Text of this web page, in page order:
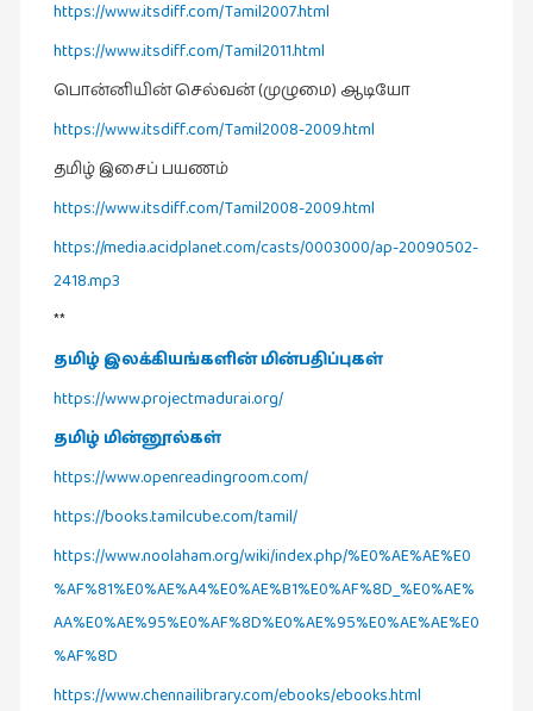
நாடகம்
நாவல்கள்
நாவல்கள்
நினைவுகுறிப்பு
நுண்கலை
நுண்கலை
நூலக
மனிதர்கள்
நேர்காணல்
படித்தவை
பயணங்கள்
https://www.itsdiff.com/Tamil2007.html
https://www.itsdiff.com/Tamil2011.html
பொன்னியின் செல்வன் (முழுமை) ஆடியோ
https://www.itsdiff.com/Tamil2008-2009.html
தமிழ் இசைப் பயணம்
https://www.itsdiff.com/Tamil2008-2009.html
https://media.acidplanet.com/casts/0003000/ap-20090502-
2418.mp3
**
தமிழ் இலக்கியங்களின் மின்பதிப்புகள்
https://www.projectmadurai.org/
தமிழ் மின்னூல்கள்
https://www.openreadingroom.com/
https://books.tamilcube.com/tamil/
https://www.noolaham.org/wiki/index.php/%E0%AE%AE%E0
%AF%81%E0%AE%A4%E0%AE%B1%E0%AF%8D_%E0%AE%
AA%E0%AE%95%E0%AF%8D%E0%AE%95%E0%AE%AE%E0
%AF%8D
https://www.chennailibrary.com/ebooks/ebooks.html